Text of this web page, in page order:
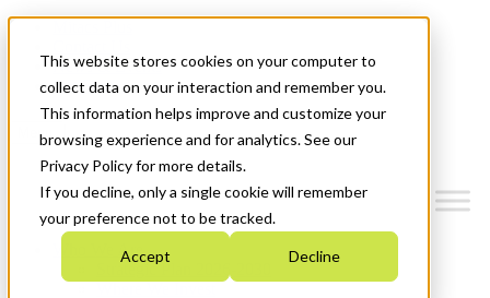
This website stores cookies on your computer to
collect data on your interaction and remember you.
This information helps improve and customize your
browsing experience and for analytics. See our
Privacy Policy for more details.
If you decline, only a single cookie will remember
your preference not to be tracked.
Accept Decline
News & Events
Get Started
Menu
Who We Are
Strategic Plan 2026-2030